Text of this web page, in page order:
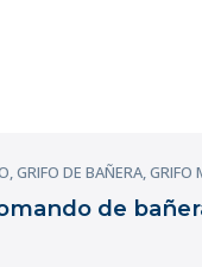
GRIFO DE BAÑERA, GRIFO
de